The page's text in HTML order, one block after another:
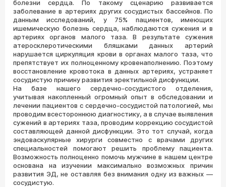
болезни сердца. По такому сценарию развивается
заболевание в артериях других сосудистых бассейнов. По
данным исследований, у 75% пациентов, имеющих
ишемическую болезнь сердца, наблюдаются сужения и в
артериях органов малого таза. В результате сужения
атеросклеротическими бляшками данных артерий
нарушается циркуляция крови в органах малого таза, что
препятствует их полноценному кровенаполнению. Поэтому
восстановление кровотока в данных артериях, устраняет
сосудистую причину развития эректильной дисфункции.
На базе нашего сердечно-сосудистого отделения,
учитывая накопленный огромный опыт в обследовании и
лечении пациентов с сердечно-сосудистой патологией, мы
проводим всестороннюю диагностику, а в случае выявления
сужений в артериях таза, проводим коррекцию сосудистой
составляющей данной дисфункции. Это тот случай, когда
эндоваскулярные хирурги совместно с врачами других
специальностей помогают решить проблему пациента.
Возможность полноценно помочь мужчине в нашем центре
основана на изучении максимально возможных причин
развития ЭД, не оставляя без внимания одну из важных —
сосудистую.